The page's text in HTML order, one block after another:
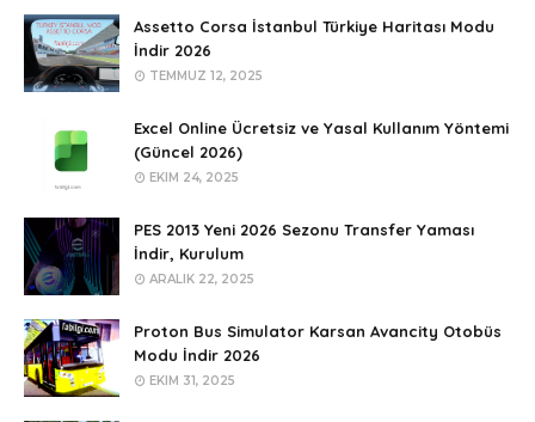
Assetto Corsa İstanbul Türkiye Haritası Modu
İndir 2026
TEMMUZ 12, 2025
Excel Online Ücretsiz ve Yasal Kullanım Yöntemi
(Güncel 2026)
EKIM 24, 2025
PES 2013 Yeni 2026 Sezonu Transfer Yaması
İndir, Kurulum
ARALIK 22, 2025
Proton Bus Simulator Karsan Avancity Otobüs
Modu İndir 2026
EKIM 31, 2025